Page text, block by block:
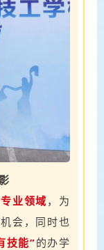
业领域 ，为
会，同时也
技能”的办学